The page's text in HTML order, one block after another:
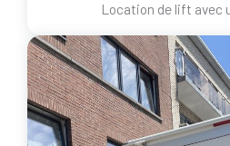
Location de lift avec